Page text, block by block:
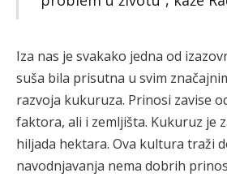
Iza nas je svakako jedna od
suša bila prisutna u svim
razvoja kukuruza. Prinosi zavise
faktora, ali i zemljišta. Kukuruz je
hiljada hektara. Ova kultura traži
navodnjavanja nema dobrih